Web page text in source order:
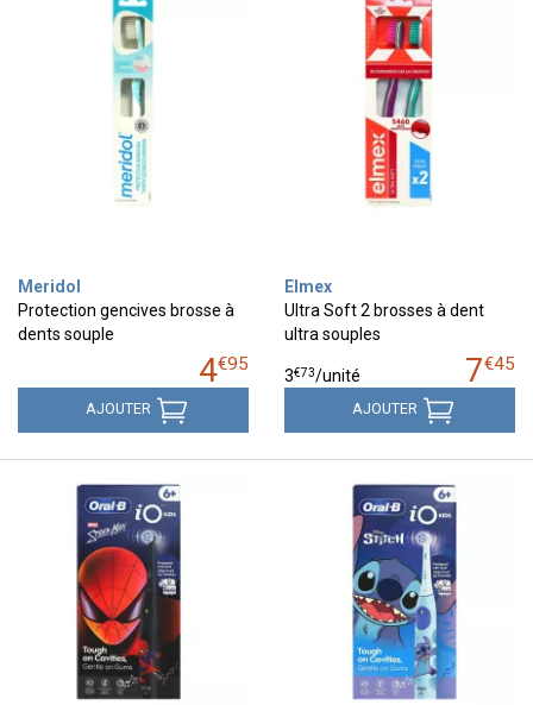
Meridol
Protection gencives brosse à
dents souple
4€95
AJOUTER
Elmex
Ultra Soft 2 brosses à dent
ultra souples
7€45
3€73/unité
AJOUTER